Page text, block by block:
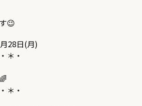
😉
28日(月)
＊・
＊・